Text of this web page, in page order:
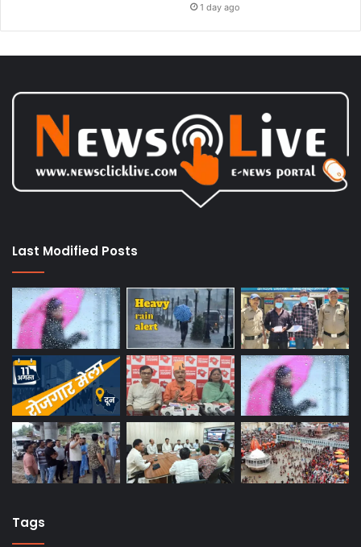
1 day ago
Last Modified Posts
Tags